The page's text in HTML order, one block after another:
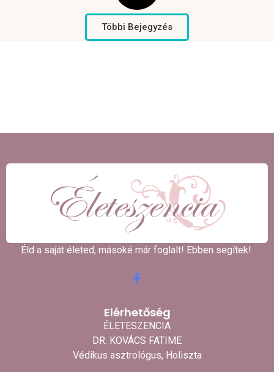
Többi Bejegyzés
Éld a saját életed, másoké már foglalt! Ebben segítek! ​
Elérhetőség
ÉLETESZENCIA
DR. KOVÁCS FATIME
Védikus asztrológus, Holiszta